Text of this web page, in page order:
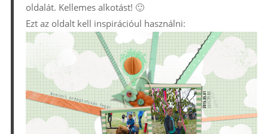
oldalát. Kellemes alkotást! 🙂
Ezt az oldalt kell inspirációul használni: